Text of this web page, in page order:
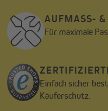
AUFMASS- &
Für maximale
Einfach sicher
Käuferschutz.